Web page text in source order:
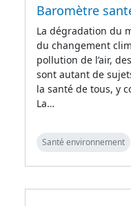
Baromètre
La dégradation du
du changement
pollution de l’air,
sont autant de
la santé de tous, y
La…
Santé environnement